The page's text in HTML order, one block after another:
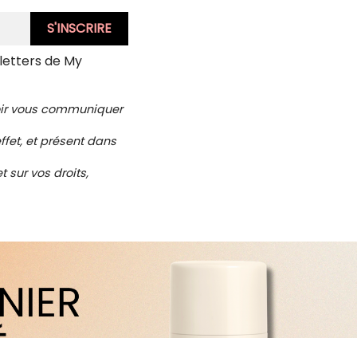
de My
vous communiquer
et présent dans
sur vos droits,